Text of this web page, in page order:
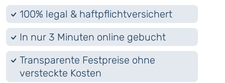
100% legal & haftpflichtversichert
In nur 3 Minuten online gebucht
Transparente Festpreise ohne
versteckte Kosten